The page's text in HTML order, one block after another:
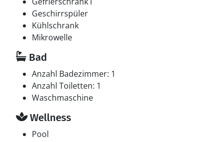
Geschirrspüler
Kühlschrank
Mikrowelle
Bad
Anzahl Badezimmer: 1
Anzahl Toiletten: 1
Waschmaschine
Wellness
Pool